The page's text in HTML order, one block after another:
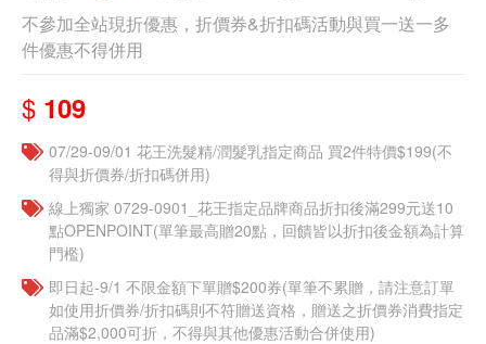
不參加全站現折優惠，折價券&折扣碼活動與買一送一多
件優惠不得併用
$ 109
07/29-09/01 花王洗髮精/潤髮乳指定商品 買2件特價$199(不
得與折價券/折扣碼併用)
線上獨家 0729-0901_花王指定品牌商品折扣後滿299元送10
點OPENPOINT(單筆最高贈20點，回饋皆以折扣後金額為計算
門檻)
即日起-9/1 不限金額下單贈$200券(單筆不累贈，請注意訂單
如使用折價券/折扣碼則不符贈送資格，贈送之折價券消費指定
品滿$2,000可折，不得與其他優惠活動合併使用)